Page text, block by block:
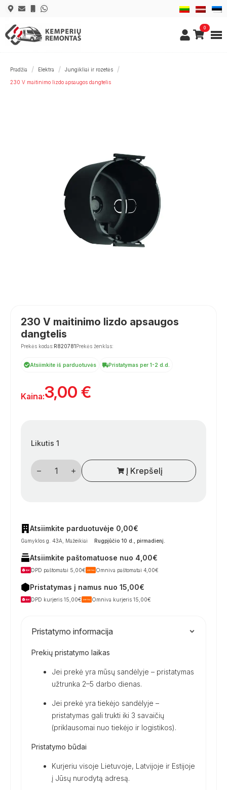
0
Pradžia Elektra Jungikliai ir rozetės
230 V maitinimo lizdo apsaugos dangtelis
230 V maitinimo lizdo apsaugos
dangtelis
Prekės kodas:R820781Prekės ženklas:
Atsiimkite iš parduotuvės Pristatymas per 1-2 d.d.
Kaina:3,00 €
Likutis 1
produkto
kiekis:
230
Į Krepšelį
Atsiimkite parduotuvėje 0,00€
Gamyklos g. 43A, Mažeikiai Rugpjūčio 10 d., pirmadienį
Atsiimkite paštomatuose nuo 4,00€
DPD paštomatai 5,00€ Omniva paštomatai 4,00€
Pristatymas į namus nuo 15,00€
DPD kurjeris 15,00€ Omniva kurjeris 15,00€
Pristatymo informacija
Prekių pristatymo laikas
Jei prekė yra mūsų sandėlyje – pristatymas
užtrunka 2–5 darbo dienas.
Jei prekė yra tiekėjo sandėlyje –
pristatymas gali trukti iki 3 savaičių
(priklausomai nuo tiekėjo ir logistikos).
Pristatymo būdai
Kurjeriu visoje Lietuvoje, Latvijoje ir Estijoje
į Jūsų nurodytą adresą.